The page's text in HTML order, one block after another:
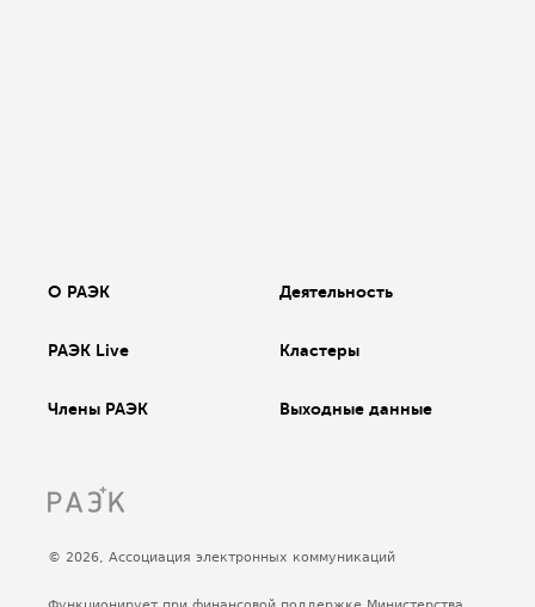
О РАЭК Деятельность
РАЭК Live Кластеры
Члены РАЭК Выходные данные
© 2026, Ассоциация электронных коммуникаций